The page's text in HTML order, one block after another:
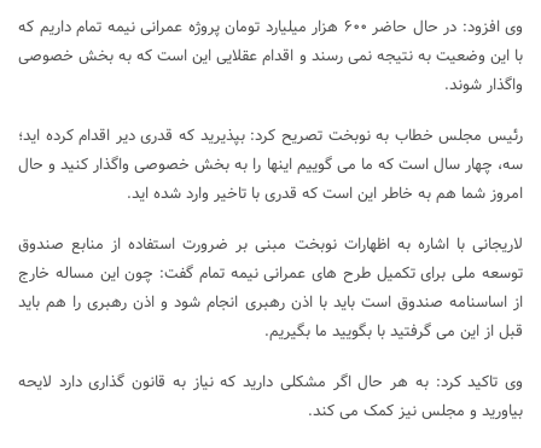
وی افزود: در حال حاضر ۶۰۰ هزار میلیارد تومان پروژه عمرانی نیمه تمام داریم که
با این وضعیت به نتیجه نمی رسند و اقدام عقلایی این است که به بخش خصوصی
واگذار شوند.
رئیس مجلس خطاب به نوبخت تصریح کرد: بپذیرید که قدری دیر اقدام کرده اید؛
سه، چهار سال است که ما می گوییم اینها را به بخش خصوصی واگذار کنید و حال
امروز شما هم به خاطر این است که قدری با تاخیر وارد شده اید.
لاریجانی با اشاره به اظهارات نوبخت مبنی بر ضرورت استفاده از منابع صندوق
توسعه ملی برای تکمیل طرح های عمرانی نیمه تمام گفت: چون این مساله خارج
از اساسنامه صندوق است باید با اذن رهبری انجام شود و اذن رهبری را هم باید
قبل از این می گرفتید با بگویید ما بگیریم.
وی تاکید کرد: به هر حال اگر مشکلی دارید که نیاز به قانون گذاری دارد لایحه
بیاورید و مجلس نیز کمک می کند.